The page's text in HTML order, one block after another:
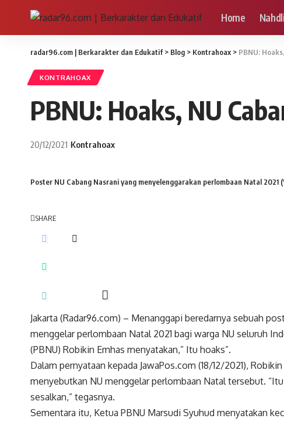
Home
radar96.com | Berkarakter dan Edukatif> Blog > Kontrahoax > PBNU:
KONTRAHOAX
PBNU: Hoaks, NU
20/12/2021 Kontrahoax
Poster NU Cabang Nasrani yang menyelenggarakan perlombaan Natal 2021
SHARE
Jakarta (Radar96.com) – Menanggapi beredarnya sebuah
menggelar perlombaan Natal 2021 bagi warga NU seluruh
(PBNU) Robikin Emhas menyatakan,” Itu hoaks”.
Dalam pernyataan kepada JawaPos.com (18/12/2021),
menyebutkan NU menggelar perlombaan Natal tersebut.
sesalkan,” tegasnya.
Sementara itu, Ketua PBNU Marsudi Syuhud menyatakan